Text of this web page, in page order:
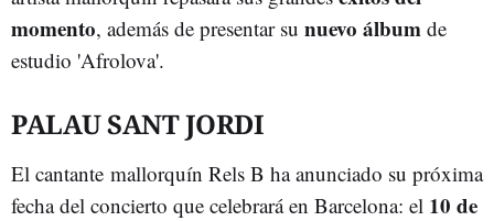
momento, además de presentar su nuevo álbum de
estudio 'Afrolova'.
PALAU SANT JORDI
El cantante mallorquín Rels B ha anunciado su próxima
fecha del concierto que celebrará en Barcelona: el 10 de